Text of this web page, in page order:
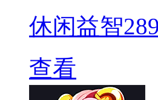
休闲益智
查看